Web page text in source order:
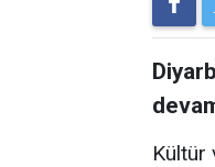
Kültür